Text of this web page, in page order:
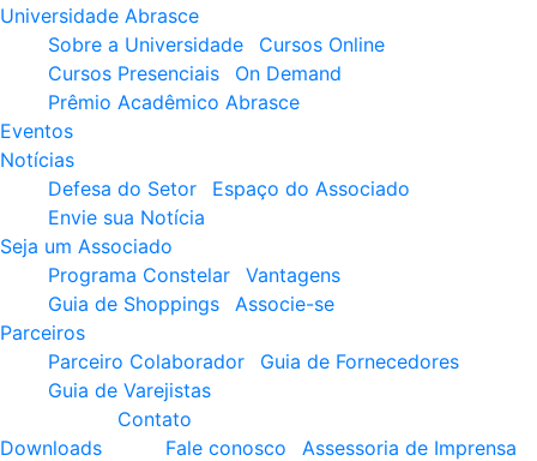
Universidade Abrasce
Sobre a Universidade
Cursos Online
Cursos Presenciais
On Demand
Prêmio Acadêmico Abrasce
Eventos
Notícias
Defesa do Setor
Espaço do Associado
Envie sua Notícia
Seja um Associado
Programa Constelar
Vantagens
Guia de Shoppings
Associe-se
Parceiros
Parceiro Colaborador
Guia de Fornecedores
Guia de Varejistas
Downloads
Contato
Fale conosco
Assessoria de Imprensa